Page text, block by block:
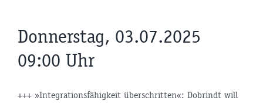
Donnerstag, 03.07.2025
09:00 Uhr
+++ »Integrationsfähigkeit überschritten«: Dobrindt will